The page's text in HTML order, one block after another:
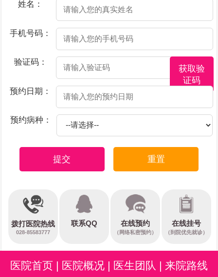
姓名：
手机号码：
验证码：
获取验
证码
预约日期：
预约病种：
提交 重置
拨打医院热线
028-85583777
联系QQ 在线预约
（网络私密预约）
在线挂号
（到院优先就诊）
医院首页 | 医院概况 | 医生团队 | 来院路线